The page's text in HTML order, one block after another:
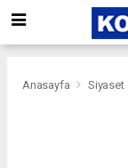
Anasayfa Siyaset